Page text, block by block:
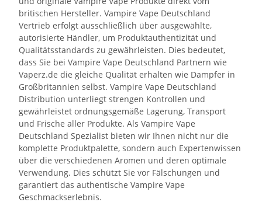
britischen Hersteller. Vampire Vape Deutschland
Vertrieb erfolgt ausschließlich über ausgewählte,
autorisierte Händler, um Produktauthentizität und
Qualitätsstandards zu gewährleisten. Dies bedeutet,
dass Sie bei Vampire Vape Deutschland Partnern wie
Vaperz.de die gleiche Qualität erhalten wie Dampfer in
Großbritannien selbst. Vampire Vape Deutschland
Distribution unterliegt strengen Kontrollen und
gewährleistet ordnungsgemäße Lagerung, Transport
und Frische aller Produkte. Als Vampire Vape
Deutschland Spezialist bieten wir Ihnen nicht nur die
komplette Produktpalette, sondern auch Expertenwissen
über die verschiedenen Aromen und deren optimale
Verwendung. Dies schützt Sie vor Fälschungen und
garantiert das authentische Vampire Vape
Geschmackserlebnis.